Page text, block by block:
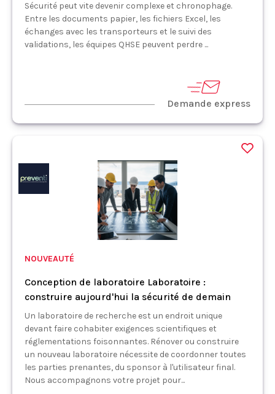
Sécurité peut vite devenir complexe et chronophage.
Entre les documents papier, les fichiers Excel, les
échanges avec les transporteurs et le suivi des
validations, les équipes QHSE peuvent perdre ...
Demande express
NOUVEAUTÉ
Conception de laboratoire Laboratoire :
construire aujourd'hui la sécurité de demain
Un laboratoire de recherche est un endroit unique
devant faire cohabiter exigences scientifiques et
réglementations foisonnantes. Rénover ou construire
un nouveau laboratoire nécessite de coordonner toutes
les parties prenantes, du sponsor à l'utilisateur final.
Nous accompagnons votre projet pour...